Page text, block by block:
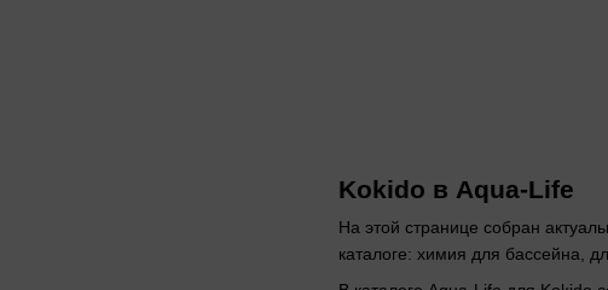
Kokido в Aqua-Life
На этой странице собран
каталоге: химия для бассейна,